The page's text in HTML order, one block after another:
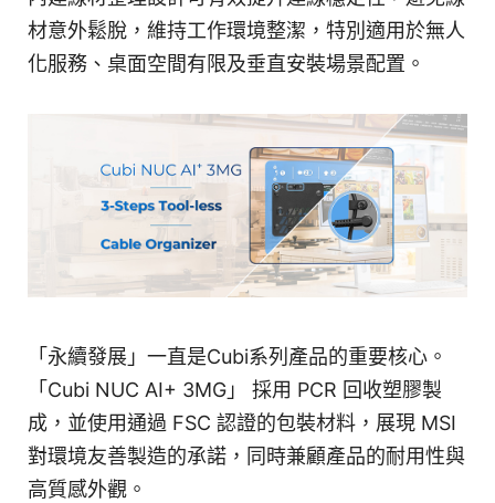
材意外鬆脫，維持工作環境整潔，特別適用於無人
化服務、桌面空間有限及垂直安裝場景配置。
「永續發展」一直是Cubi系列產品的重要核心。
「Cubi NUC AI+ 3MG」 採用 PCR 回收塑膠製
成，並使用通過 FSC 認證的包裝材料，展現 MSI
對環境友善製造的承諾，同時兼顧產品的耐用性與
高質感外觀。